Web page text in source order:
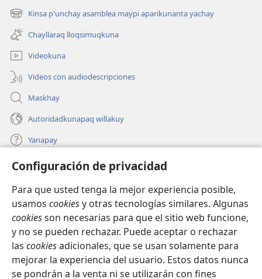
Configuración de privacidad
Para que usted tenga la mejor experiencia posible,
usamos cookiesy otras tecnologías similares. Algunas
cookiesson necesarias para que el sitio web funcione,
y no se pueden rechazar. Puede aceptar o rechazar
las cookiesadicionales, que se usan solamente para
mejorar la experiencia del usuario. Estos datos nunca
se pondrán a la venta ni se utilizarán con fines
una
nueva
ventana)
Kinsa p'unchay asamblea maypi aparikunanta yachay
(abre
una
nueva
ventana)
Chayllaraq lloqsimuqkuna
Videokuna
Videos con audiodescripciones
Maskhay
Autoridadkunapaq willakuy
Yanapay
Donacionta churanapaq
una
nueva
ventana)
INTERNETPI QELQANCHISKUNA Watchtower™
(abre
una
nueva
ventana)
JW Hub
(abre
una
nueva
ventana)
JW Library ®